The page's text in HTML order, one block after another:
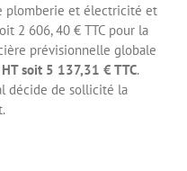
plomberie et électricité et
2 606, 40 € TTC pour la
prévisionnelle globale
soit 5 137,31 € TTC.
décide de sollicité la